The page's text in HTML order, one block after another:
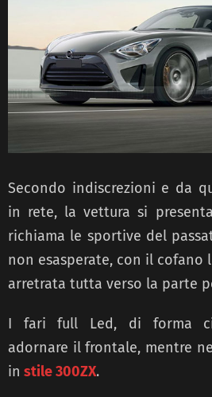
Secondo indiscrezioni e da
in rete, la vettura si
richiama le sportive del
non esasperate, con il cofano
arretrata tutta verso la parte
I fari full Led, di forma
adornare il frontale, mentre
in stile 300ZX.